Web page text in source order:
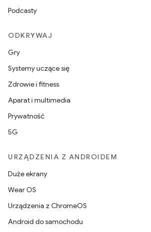
Podcasty
ODKRYWAJ
Gry
Systemy uczące się
Zdrowie i fitness
Aparat i multimedia
Prywatność
5G
URZĄDZENIA Z ANDROIDEM
Duże ekrany
Wear OS
Urządzenia z ChromeOS
Android do samochodu